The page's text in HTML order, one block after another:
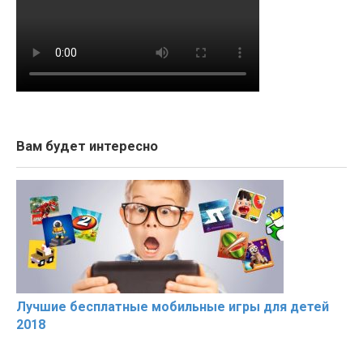
Вам будет интересно
Лучшие бесплатные мобильные игры для детей
2018